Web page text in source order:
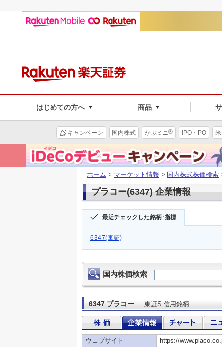
はじめての方へ 商品
キャンペーン 国内株式 かぶミニ® IPO・PO
ホーム > マーケット情報 > 国内株式株価検索
プラコー(6347) 企業情報
最近チェックした銘柄･指標
6347(東証)